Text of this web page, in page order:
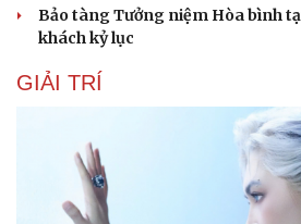
Bảo tàng Tưởng niệm Hòa bình
khách kỷ lục
GIẢI TRÍ